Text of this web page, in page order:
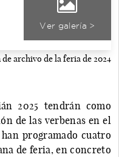
Ver galería >
de archivo de la feria de 2024
2025 tendrán como
de las verbenas en el
programado cuatro
de feria, en concreto